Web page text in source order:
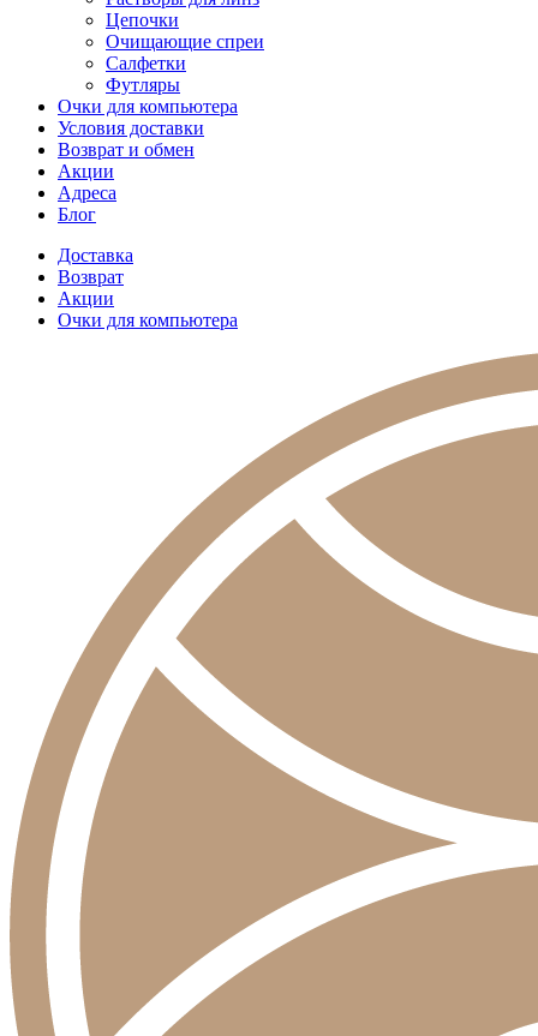
Цепочки
Очищающие спреи
Салфетки
Футляры
Очки для компьютера
Условия доставки
Возврат и обмен
Акции
Адреса
Блог
Доставка
Возврат
Акции
Очки для компьютера